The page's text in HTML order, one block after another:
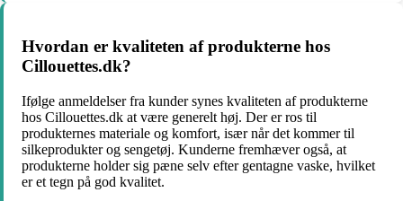
Hvordan er kvaliteten af produkterne hos
Cillouettes.dk?
Ifølge anmeldelser fra kunder synes kvaliteten af produkterne
hos Cillouettes.dk at være generelt høj. Der er ros til
produkternes materiale og komfort, især når det kommer til
silkeprodukter og sengetøj. Kunderne fremhæver også, at
produkterne holder sig pæne selv efter gentagne vaske, hvilket
er et tegn på god kvalitet.